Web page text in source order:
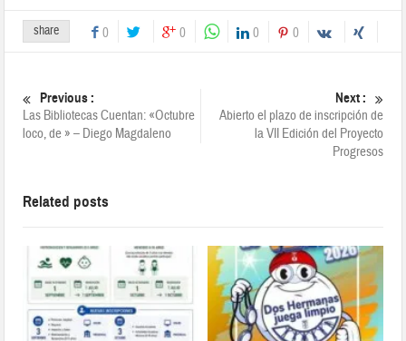
share 0 0 0 0
Previous :
Las Bibliotecas Cuentan: «Octubre
loco, de » – Diego Magdaleno
Next :
Abierto el plazo de inscripción de
la VII Edición del Proyecto
Progresos
Related posts